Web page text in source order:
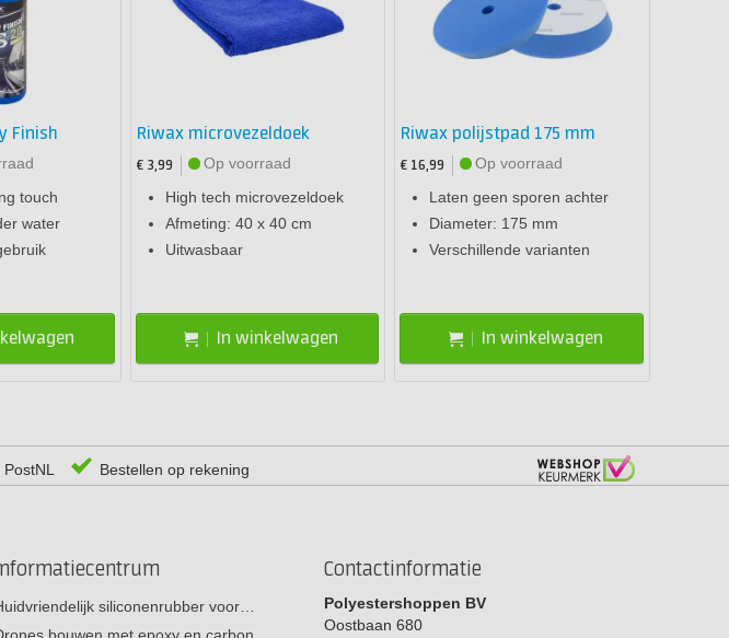
Finish
touch
water
Riwax microvezeldoek
€ 3,99
Op voorraad
High tech microvezeldoek
Afmeting: 40 x 40 cm
Uitwasbaar
In winkelwagen
Riwax polijstpad 175 mm
€ 16,99
Op voorraad
Laten geen sporen achter
Diameter: 175 mm
Verschillende varianten
In winkelwagen
PostNL Bestellen op rekening
siliconenrubber voor…
bouwen met epoxy en carbon
Contactinformatie
Polyestershoppen BV
Oostbaan 680